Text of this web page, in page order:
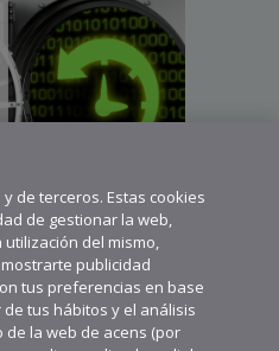
de terceros. Estas cookies
de gestionar la web,
del mismo,
publicidad
tus preferencias en base
tus hábitos y el análisis
la web de acens (por